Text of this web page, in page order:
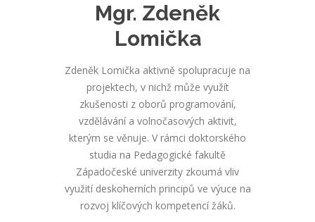
Mgr. Zdeněk
Lomička
Zdeněk Lomička aktivně spolupracuje na
projektech, v nichž může využít
zkušenosti z oborů programování,
vzdělávání a volnočasových aktivit,
kterým se věnuje. V rámci doktorského
studia na Pedagogické fakultě
Západočeské univerzity zkoumá vliv
využití deskoherních principů ve výuce na
rozvoj klíčových kompetencí žáků.